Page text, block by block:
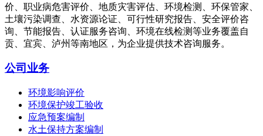
价、职业病危害评价、地质灾害评估、环境检测、环保管家、
土壤污染调查、水资源论证、可行性研究报告、安全评价咨
询、节能报告、认证服务咨询、环境在线检测等业务覆盖自
贡、宜宾、泸州等南地区，为企业提供技术咨询服务。
公司业务
环境影响评价
环境保护竣工验收
应急预案编制
水土保持方案编制